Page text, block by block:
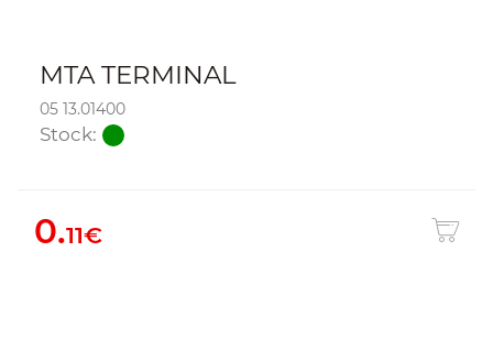
MTA TERMINAL
05 13.01400
Stock:
0.11€